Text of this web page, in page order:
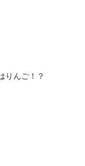
りんご！？